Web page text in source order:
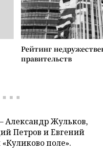
Рейтинг
правительств
Александр Жульков,
Петров и Евгений
поле».